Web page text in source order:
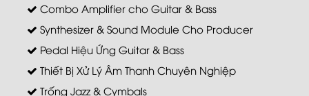
Combo Amplifier cho Guitar & Bass
Synthesizer & Sound Module Cho Producer
Pedal Hiệu Ứng Guitar & Bass
Thiết Bị Xử Lý Âm Thanh Chuyên Nghiệp
Trống Jazz & Cymbals